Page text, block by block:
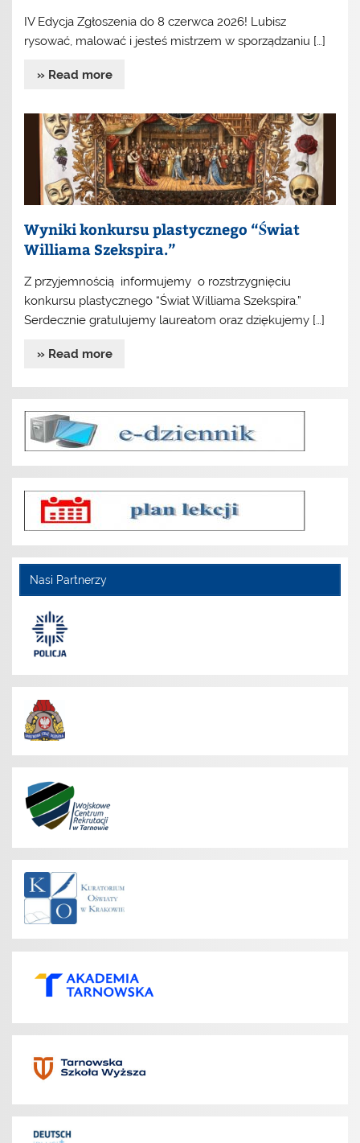
IV Edycja Zgłoszenia do 8 czerwca 2026! Lubisz
rysować, malować i jesteś mistrzem w sporządzaniu […]
» Read more
Wyniki konkursu plastycznego “Świat
Williama Szekspira.”
Z przyjemnością informujemy o rozstrzygnięciu
konkursu plastycznego “Świat Williama Szekspira.”
Serdecznie gratulujemy laureatom oraz dziękujemy […]
» Read more
Nasi Partnerzy